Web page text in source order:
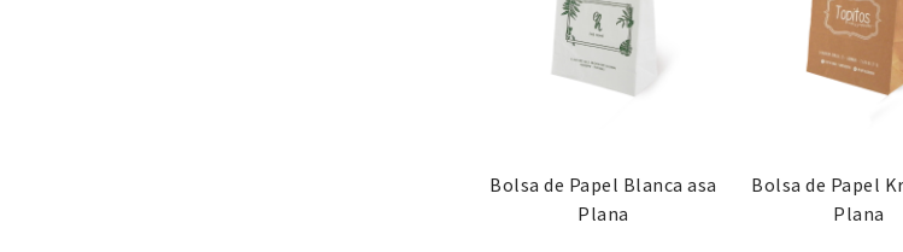
Bolsa de Papel Blanca asa
Plana
Bolsa de Papel
Plana